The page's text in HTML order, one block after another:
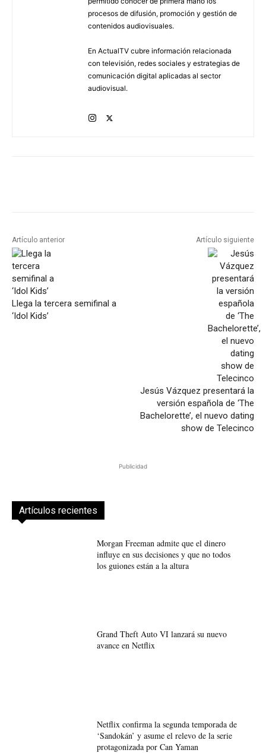
procesos de difusión, promoción y gestión de
contenidos audiovisuales.
En ActualTV cubre información relacionada
con televisión, redes sociales y estrategias de
comunicación digital aplicadas al sector
audiovisual.
Artículo anterior
Llega la tercera semifinal a
‘Idol Kids’
Artículo siguiente
Jesús Vázquez presentará la
versión española de ‘The
Bachelorette’, el nuevo dating
show de Telecinco
Publicidad
Artículos recientes
Morgan Freeman admite que el dinero
influye en sus decisiones y que no todos
los guiones están a la altura
Grand Theft Auto VI lanzará su nuevo
avance en Netflix
Netflix confirma la segunda temporada de
‘Sandokán’ y asume el relevo de la serie
protagonizada por Can Yaman